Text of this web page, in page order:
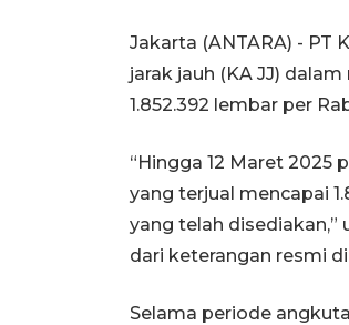
Jakarta (ANTARA) - PT
jarak jauh (KA JJ)
1.852.392 lembar per
“Hingga 12 Maret 2025
yang terjual mencapai
yang telah disediakan,”
dari keterangan resmi
Selama periode